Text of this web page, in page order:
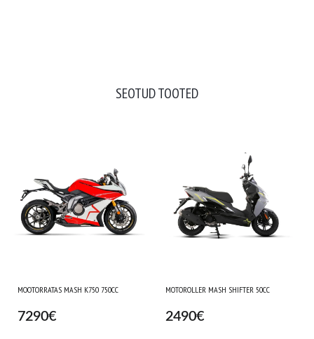
SEOTUD TOOTED
MOOTORRATAS MASH K750 750CC
7290€
MOTOROLLER MASH SHIFTER 50CC
2490€